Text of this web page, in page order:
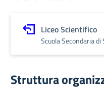
Liceo Scientifico
Scuola Secondaria di
Struttura